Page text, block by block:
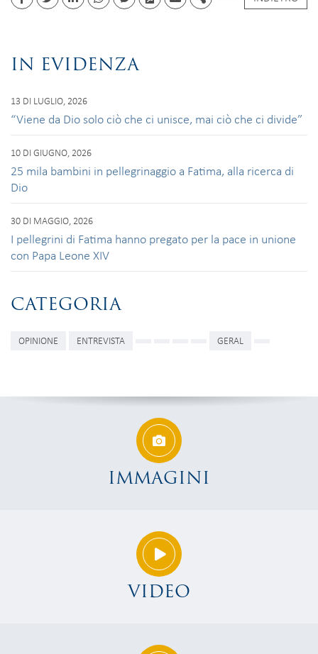
FacebookTwitterLinkedinwhatsappfacebook messenger
PDF EmailShare
IN EVIDENZA
13 DI LUGLIO, 2026
“Viene da Dio solo ciò che ci unisce, mai ciò che ci divide”
10 DI GIUGNO, 2026
25 mila bambini in pellegrinaggio a Fatima, alla ricerca di
Dio
30 DI MAGGIO, 2026
I pellegrini di Fatima hanno pregato per la pace in unione
con Papa Leone XIV
CATEGORIA
OPINIONE ENTREVISTA GERAL
IMMAGINI
VIDEO